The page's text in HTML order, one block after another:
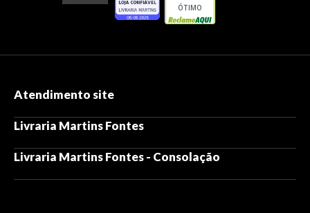
ÓTIMO
Atendimento site
Livraria Martins Fontes
Livraria Martins Fontes - Consolação